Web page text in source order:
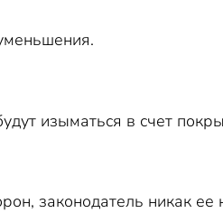
изыматься в счет
законодатель никак ее